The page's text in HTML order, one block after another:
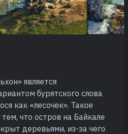
является
бурятского слова
как «лесочек». Такое
что остров на Байкале
деревьями, из-за чего